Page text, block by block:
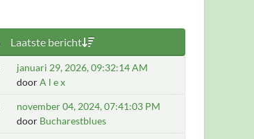
Laatste bericht
januari 29, 2026, 09:32:14 AM
doorA l e x
november 04, 2024, 07:41:03 PM
door Bucharestblues